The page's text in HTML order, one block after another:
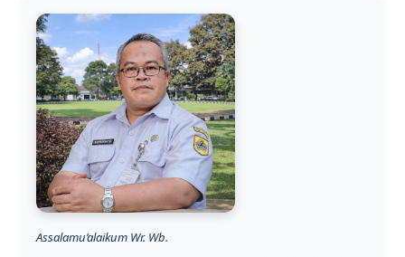
Assalamu’alaikum Wr. Wb.